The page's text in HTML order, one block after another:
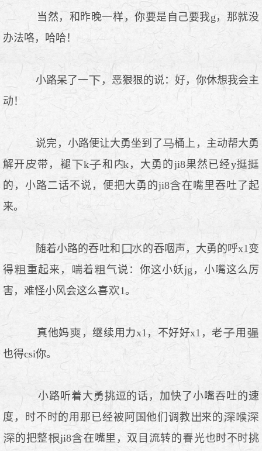
当然，和昨晚一样，你要是自己要我g，那就没
办法咯，哈哈！
小路呆了一
，恶狠狠的说：好，你休想我会主
动！
说完，小路便让大勇坐到了
桶上，主动帮大勇
解开
带，褪 k 和
k，大勇的ji8果然已经y
的，小路二话不说，便把大勇的ji8
在嘴里吞吐了起
来。
随着小路的吞吐和
的吞咽声，大勇的呼x1变
得
重起来， 着
气说：你这小妖jg，小嘴这么厉
害，难怪小风会这么喜
1。
真他妈 ，继续用力x1，不好好x1，老
用
也得csi你。
小路听着大勇挑逗的话，加快了小嘴吞吐的速
度，时不时的用那已经被阿国他们调教
来的
的把整
ji8 在嘴里，双目 转的
光也时不时挑